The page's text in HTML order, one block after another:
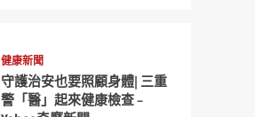
健康新聞
守護治安也要照顧身體| 三重
警「醫」起來健康檢查 –